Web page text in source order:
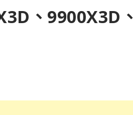
、9900X3D